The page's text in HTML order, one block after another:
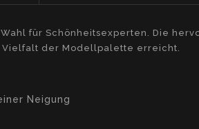
Wahl für Schönheitsexperten. Die
Vielfalt der Modellpalette erreicht.
Neigung